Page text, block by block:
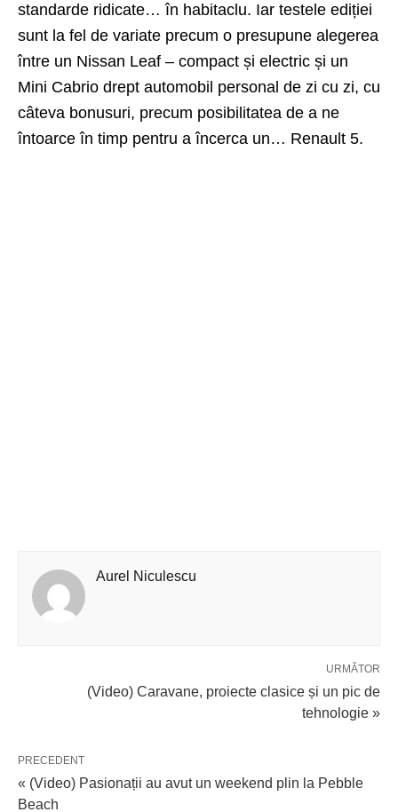
standarde ridicate… în habitaclu. Iar testele ediției
sunt la fel de variate precum o presupune alegerea
între un Nissan Leaf – compact și electric și un
Mini Cabrio drept automobil personal de zi cu zi, cu
câteva bonusuri, precum posibilitatea de a ne
întoarce în timp pentru a încerca un… Renault 5.
Aurel Niculescu
URMĂTOR
(Video) Caravane, proiecte clasice și un pic de
tehnologie »
PRECEDENT
« (Video) Pasionații au avut un weekend plin la Pebble
Beach